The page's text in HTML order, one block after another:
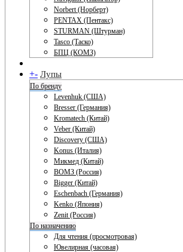
Norbert (Норберт)
PENTAX (Пентакс)
STURMAN (Штурман)
Tasco (Таско)
БПЦ (КОМЗ)
+- Лупы
По бренду
Levenhuk (США)
Bresser (Германия)
Kromatech (Китай)
Veber (Китай)
Discovery (США)
Konus (Италия)
Микмед (Китай)
ВОМЗ (Россия)
Bigger (Китай)
Eschenbach (Германия)
Kenko (Япония)
Zenit (Россия)
По назначению
Для чтения (просмотровая)
Ювелирная (часовая)